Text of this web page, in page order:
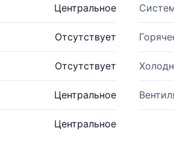
Центральное
Отсутствует
Отсутствует
Центральное
Центральное